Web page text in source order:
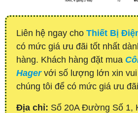
Liên hệ ngay cho Thiết Bị
có mức giá ưu đãi tốt nhất
hàng. Khách hàng đặt mua
Hagervới số lượng lớn xin vui
chúng tôi để có mức giá ưu
Địa chỉ: Số 20A Đường Số 1,